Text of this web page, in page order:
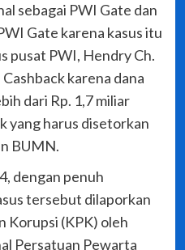
sebagai PWI Gate dan
Gate karena kasus itu
pusat PWI, Hendry Ch.
karena dana
dari Rp. 1,7 miliar
yang harus disetorkan
BUMN.
dengan penuh
tersebut dilaporkan
Korupsi (KPK) oleh
Persatuan Pewarta